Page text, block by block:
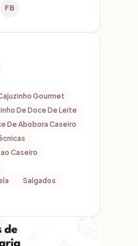
FB
Gourmet
De Doce De Leite
De Abobora Caseiro
Caseiro
Salgados